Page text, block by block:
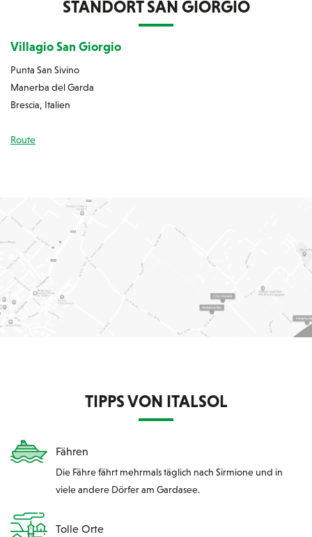
STANDORT SAN GIORGIO
Villagio San Giorgio
Punta San Sivino
Manerba del Garda
Brescia, Italien
Route
TIPPS VON ITALSOL
Fähren
Die Fähre fährt mehrmals täglich nach Sirmione und in
viele andere Dörfer am Gardasee.
Tolle Orte